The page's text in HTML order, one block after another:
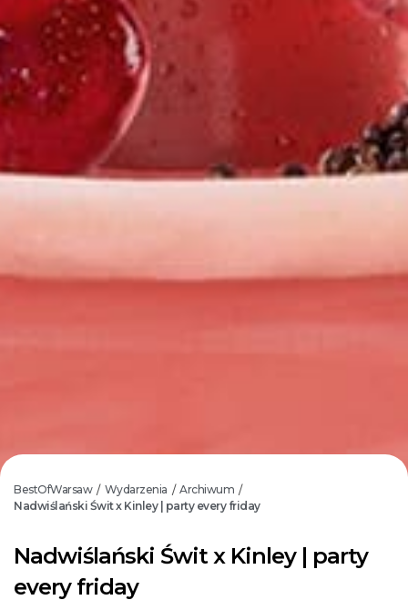
BestOfWarsaw / Wydarzenia / Archiwum /
Nadwiślański Świt x Kinley | party every friday
Nadwiślański Świt x Kinley | party
every friday